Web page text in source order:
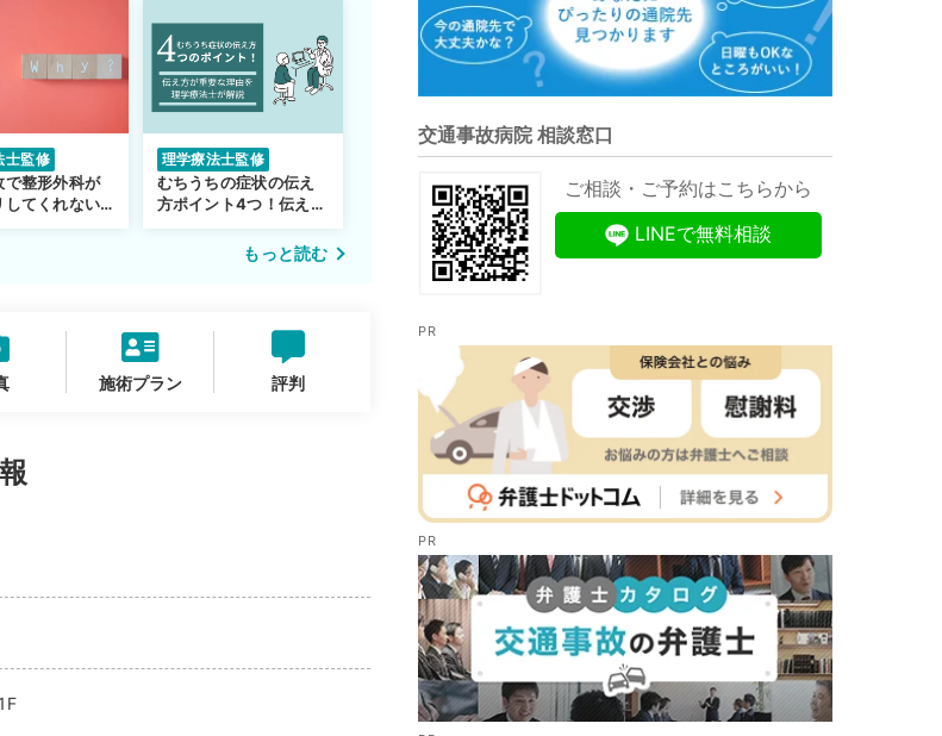
士監修
で整形外科が
してくれない…
べき？
理学療法士監修
むちうちの症状の伝え
方ポイント4つ！伝え方
が重要な理由も解説
もっと読む
施術プラン 評判
交通事故病院 相談窓口
ご相談・ご予約はこちらから
LINEで無料相談